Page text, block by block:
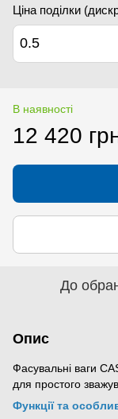
Ціна поділки
0.5
В наявності
12 420
До
Опис
Фасувальні ваги
для простого
Функції та